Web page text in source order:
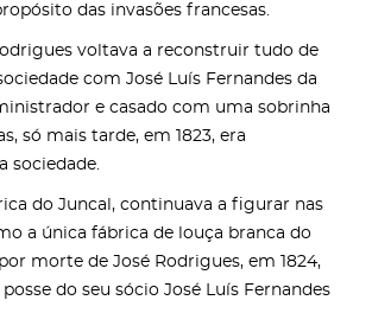
das invasões francesas.
voltava a reconstruir tudo de
com José Luís Fernandes da
e casado com uma sobrinha
só mais tarde, em 1823, era
sociedade.
do Juncal, continuava a figurar nas
a única fábrica de louça branca do
morte de José Rodrigues, em 1824,
do seu sócio José Luís Fernandes